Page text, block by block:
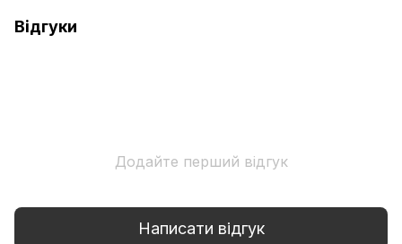
Відгуки
Додайте перший відгук
Написати відгук